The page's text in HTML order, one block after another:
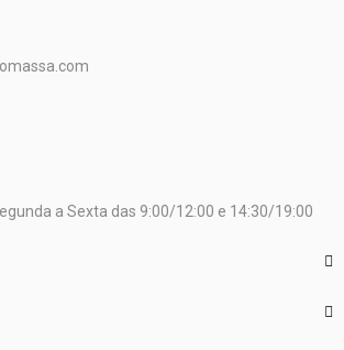
a Sexta das 9:00/12:00 e 14:30/19:00